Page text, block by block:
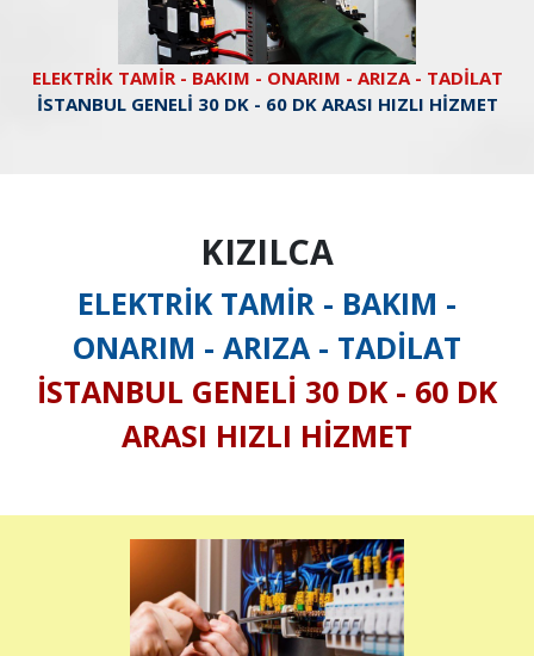
ELEKTRİK TAMİR - BAKIM - ONARIM - ARIZA - TADİLAT
İSTANBUL GENELİ 30 DK - 60 DK ARASI HIZLI HİZMET
KIZILCA
ELEKTRİK TAMİR - BAKIM -
ONARIM - ARIZA - TADİLAT
İSTANBUL GENELİ 30 DK - 60 DK
ARASI HIZLI HİZMET